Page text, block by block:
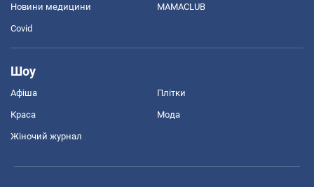
Новини медицини MAMACLUB
Covid
Шоу
Афіша Плітки
Краса Мода
Жіночий журнал